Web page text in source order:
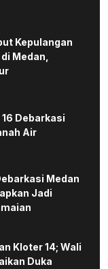
Kepulangan
Medan,
Debarkasi
Air
Medan
Jadi
Kloter 14; Wali
Duka